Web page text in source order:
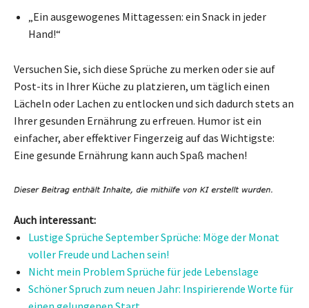
„Ein ausgewogenes Mittagessen: ein Snack in jeder
Hand!“
Versuchen Sie, sich diese Sprüche zu merken oder sie auf
Post-its in Ihrer Küche zu platzieren, um täglich einen
Lächeln oder Lachen zu entlocken und sich dadurch stets an
Ihrer gesunden Ernährung zu erfreuen. Humor ist ein
einfacher, aber effektiver Fingerzeig auf das Wichtigste:
Eine gesunde Ernährung kann auch Spaß machen!
Auch interessant:
Lustige Sprüche September Sprüche: Möge der Monat
voller Freude und Lachen sein!
Nicht mein Problem Sprüche für jede Lebenslage
Schöner Spruch zum neuen Jahr: Inspirierende Worte für